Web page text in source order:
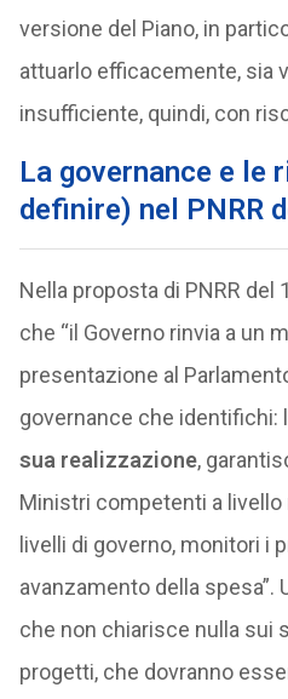
versione del Piano, in
attuarlo efficacemente, sia
insufficiente, quindi, con
La governance e le
definire) nel PNRR
Nella proposta di PNRR del
che “il Governo rinvia a un
presentazione al
governance che identifichi:
sua realizzazione,
Ministri competenti a livello
livelli di governo, monitori i
avanzamento della spesa”.
che non chiarisce nulla sui
progetti, che dovranno